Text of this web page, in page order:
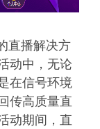
直播解决方
动中，无论
在信号环境
传高质量直
动期间，直